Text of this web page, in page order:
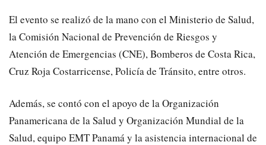
El evento se realizó de la mano con el Ministerio de Salud,
la Comisión Nacional de Prevención de Riesgos y
Atención de Emergencias (CNE), Bomberos de Costa Rica,
Cruz Roja Costarricense, Policía de Tránsito, entre otros.
Además, se contó con el apoyo de la Organización
Panamericana de la Salud y Organización Mundial de la
Salud, equipo EMT Panamá y la asistencia internacional de